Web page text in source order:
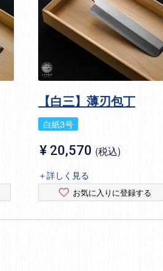
【白三】薄刃包丁
白紙3号
¥ 20,570 税込
＋詳しく見る
お気に入りに登録する